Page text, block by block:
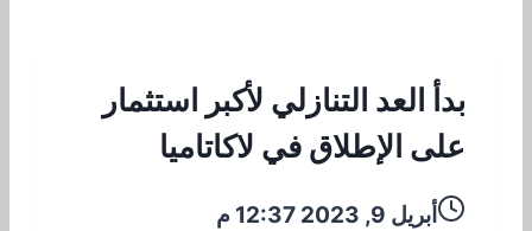
بدأ العد التنازلي لأكبر استثمار
على الإطلاق في لاكاتاميا
أبريل 9, 2023 12:37 م